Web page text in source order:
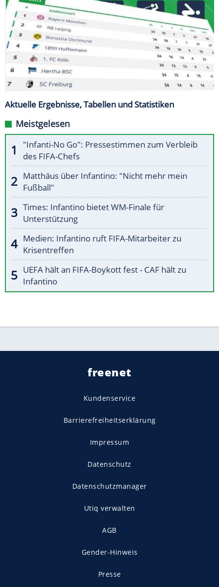
Aktuelle Ergebnisse, Tabellen und Statistiken
Meistgelesen
"Infanti-No Go": Pressestimmen zum Verbleib
des FIFA-Chefs
Matthäus über Infantino: "Nicht mehr mein
Fußball"
Times: Infantino bietet WM-Finale für
Unterstützung
Medien: Infantino ruft FIFA-Mitarbeiter zu
Krisentreffen
UEFA hält an FIFA-Boykott fest - CAF hält zu
Infantino
freenet
Kundenservice
Barrierefreiheitserklärung
Impressum
Datenschutz
Datenschutzmanager
Utiq verwalten
AGB
Gender-Hinweis
Presse